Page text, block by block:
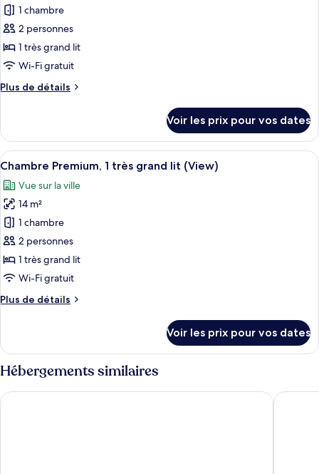
très
grand
lit
(High
pour
ce
type
de
chambre :
Chambre,
très
grand
lit
(Mobility
Accessible,
Roll-
In
Shower)
1 chambre
2 personnes
1 très grand lit
Wi-Fi gratuit
Plus de détails
Plus
le
type
de
Chambre,
très
grand
lit
(Mobility
Accessible,
Roll-
Shower)
Voir les prix pour vos dates
Afficher
toutes
les
photos
pour
ce
type
de
chambre :
Chambre
très
grand
(View)
Une chambre d’hôtel moderne
11
Chambre Premium, 1 très grand lit (View)
Vue sur la ville
14 m²
1 chambre
2 personnes
1 très grand lit
Wi-Fi gratuit
Plus de détails
Plus
le
type
de
Chambre
Voir les prix pour vos dates
Hébergements similaires
Courtyard by Marriott Paris Gare de Lyon Hotel